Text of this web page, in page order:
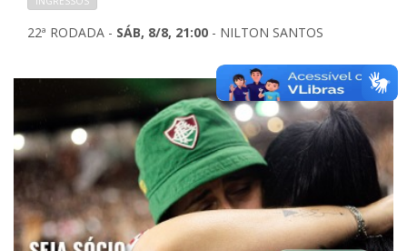
22ª RODADA - SÁB, 8/8, 21:00 - NILTON SANTOS